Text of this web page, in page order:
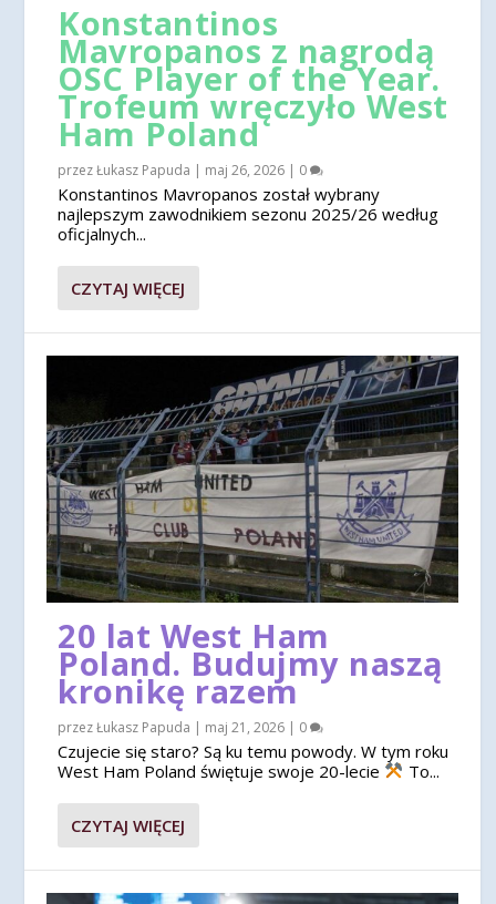
Konstantinos
Mavropanos z nagrodą
OSC Player of the Year.
Trofeum wręczyło West
Ham Poland
przezŁukasz Papuda | maj 26, 2026 | 0
Konstantinos Mavropanos został wybrany
najlepszym zawodnikiem sezonu 2025/26 według
oficjalnych...
CZYTAJ WIĘCEJ
20 lat West Ham
Poland. Budujmy naszą
kronikę razem
przezŁukasz Papuda | maj 21, 2026 | 0
Czujecie się staro? Są ku temu powody. W tym roku
West Ham Poland świętuje swoje 20-lecie
To...
CZYTAJ WIĘCEJ